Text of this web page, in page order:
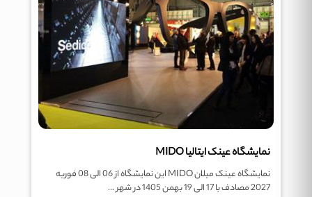
نمایشگاه عینک ایتالیا MIDO
نمایشگاه عینک میلان MIDO این نمایشگاه از 06 الی 08 فوریه
2027 مصادف با 17 الی 19 بهمن 1405 در شهر ...